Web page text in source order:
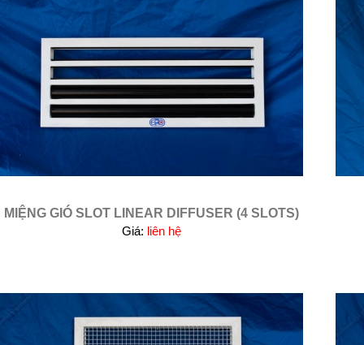
MIỆNG GIÓ SLOT LINEAR DIFFUSER (4 SLOTS)
Giá: liên hệ